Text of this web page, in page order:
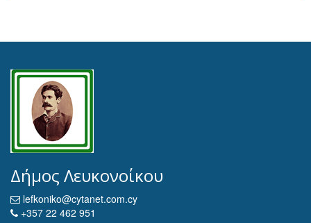
Δήμος Λευκονοίκου
lefkoniko@cytanet.com.cy
+357 22 462 951